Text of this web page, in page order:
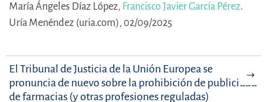
María Ángeles Díaz López, Francisco Javier García Pérez.
Uría Menéndez (uria.com), 02/09/2025
El Tribunal de Justicia de la Unión Europea se
pronuncia de nuevo sobre la prohibición de publicidad
de farmacias (y otras profesiones reguladas)